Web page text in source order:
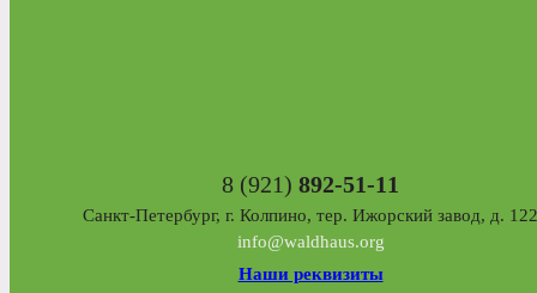
8 (921) 892-51-11
Санкт-Петербург, г. Колпино, тер. Ижорский завод, д. 122
info@waldhaus.org
Наши реквизиты